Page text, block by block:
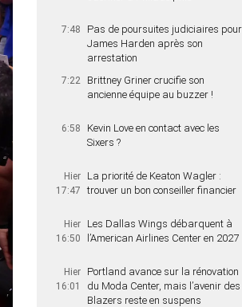
7:48
Pas de poursuites judiciaires pour
James Harden après son
arrestation
7:22
Brittney Griner crucifie son
ancienne équipe au buzzer !
6:58
Kevin Love en contact avec les
Sixers ?
Hier
17:47
La priorité de Keaton Wagler :
trouver un bon conseiller financier
Hier
16:50
Les Dallas Wings débarquent à
l’American Airlines Center en 2027
Hier
16:01
Portland avance sur la rénovation
du Moda Center, mais l’avenir des
Blazers reste en suspens